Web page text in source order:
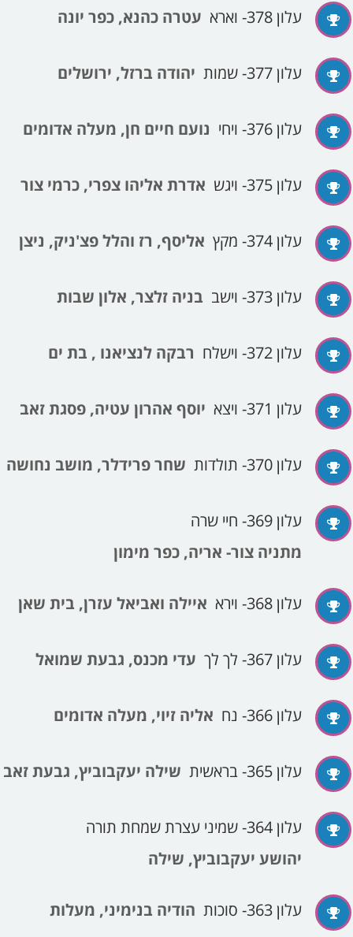
עלון 378- וארא עטרה כהנא, כפר יונה
עלון 377- שמות יהודה ברזל, ירושלים
עלון 376- ויחי נועם חיים חן, מעלה אדומים
עלון 375- ויגש אדרת אליהו צפרי, כרמי צור
עלון 374- מקץ אליסף, רז והלל פצ'ניק, ניצן
עלון 373- וישב בניה זלצר, אלון שבות
עלון 372- וישלח רבקה לנציאנו , בת ים
עלון 371- ויצא יוסף אהרון עטיה, פסגת זאב
עלון 370- תולדות שחר פרידלר, מושב נחושה
עלון 369- חיי שרה
מתניה צור- אריה, כפר מימון
עלון 368- וירא איילה ואביאל עזרן, בית שאן
עלון 367- לך לך עדי מכנס, גבעת שמואל
עלון 366- נח אליה זיוי, מעלה אדומים
עלון 365- בראשית שילה יעקבוביץ, גבעת זאב
עלון 364- שמיני עצרת שמחת תורה
יהושע יעקבוביץ, שילה
עלון 363- סוכות הודיה בנימיני, מעלות